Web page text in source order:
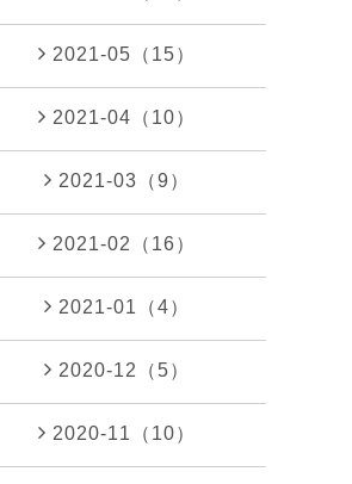
2021-05（15）
2021-04（10）
2021-03（9）
2021-02（16）
2021-01（4）
2020-12（5）
2020-11（10）